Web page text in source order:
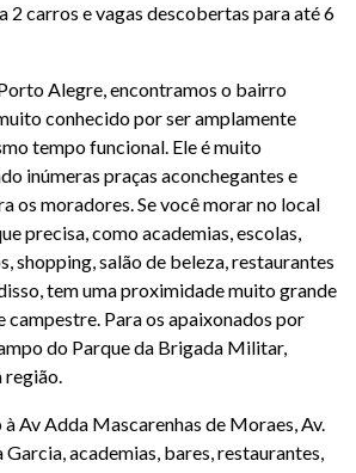
2 carros e vagas descobertas para até 6
Alegre, encontramos o bairro
conhecido por ser amplamente
tempo funcional. Ele é muito
inúmeras praças aconchegantes e
os moradores. Se você morar no local
precisa, como academias, escolas,
shopping, salão de beleza, restaurantes
tem uma proximidade muito grande
campestre. Para os apaixonados por
do Parque da Brigada Militar,
região.
Av Adda Mascarenhas de Moraes, Av.
academias, bares, restaurantes,